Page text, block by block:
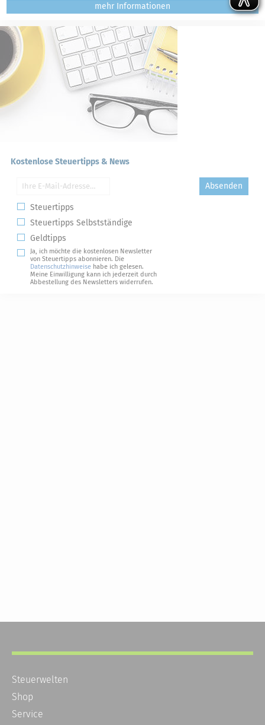
mehr
Kostenlose Steuertipps & News
Absenden
Steuertipps
Steuertipps Selbstständige
Geldtipps
Ja, ich möchte die kostenlosen Newsletter
von Steuertipps abonnieren. Die
Datenschutzhinweise habe ich gelesen.
Meine Einwilligung kann ich jederzeit durch
Abbestellung des Newsletters widerrufen.
Steuerwelten
Shop
Service